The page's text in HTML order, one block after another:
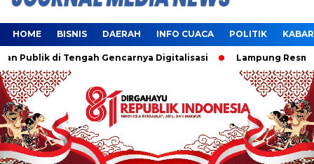
HOME BISNIS DAERAH INFO CUACA POLITIK
Publik di Tengah Gencarnya Digitalisasi Lampung Resmi